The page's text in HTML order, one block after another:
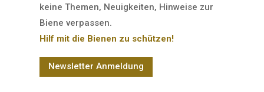
keine Themen, Neuigkeiten, Hinweise zur
Biene verpassen.
Hilf mit die Bienen zu schützen!
Newsletter Anmeldung